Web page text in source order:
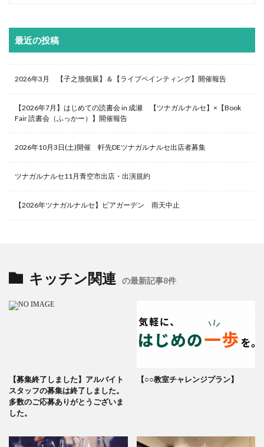
最近の投稿
2026年3月 【子之籏個展】＆【ライブペインティング】開催報告
【2026年7月】はじめての読書会 in 成瀬 【ツナガルナルセ】×【Book
Fair 読書会（ふっかー）】開催報告
2026年10月3日(土)開催 軒先DEツナガルナルセ出店者募集
ツナガルナルセ11月青空市出店・出演規約
【2026年ツナガルナルセ】ビアガーデン 雨天中止
キッチン関連 の最新記事8件
【募集終了しました】アルバイト
スタッフの募集は終了しました。
多数のご応募ありがとうございま
した。
【○○教室チャレンジプラン】